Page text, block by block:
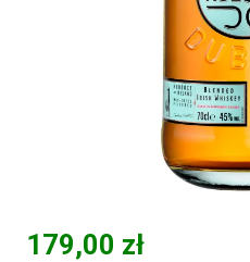
179,00 zł